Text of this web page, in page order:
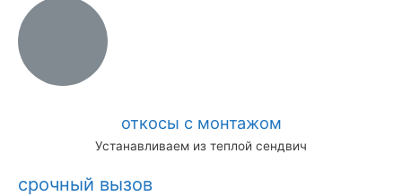
откосы с монтажом
Устанавливаем из теплой сендвич
срочный вызов